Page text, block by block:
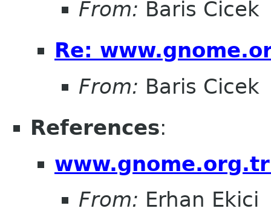
From: Baris Cicek
Re:
From: Baris Cicek
References:
From: Erhan Ekici